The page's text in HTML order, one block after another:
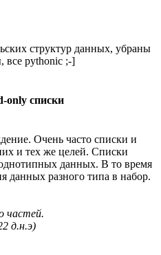
структур данных, убраны
все pythonic ;-]
only списки
Очень часто списки и
и тех же целей. Списки
данных. В то время
данных разного типа в набор.
частей.
д.н.э)